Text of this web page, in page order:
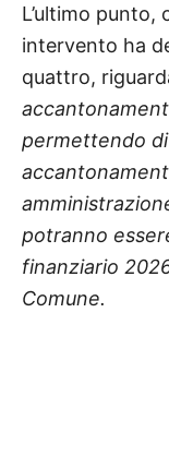
L’ultimo punto,
intervento ha
quattro,
permettendo
potranno
finanziario
Comune.